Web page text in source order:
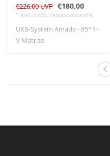
€226,00 UVP €180,00
* exkl. MwSt. Versandkostenfrei
UKB-System Amada - 85° 1-
V Matrize